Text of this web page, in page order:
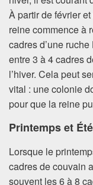
À partir de février
reine commence à
cadres d’une
entre 3 à 4 cadres
l’hiver. Cela peut
vital : une colonie
pour que la reine
Printemps et
Lorsque le
cadres de couvain
souvent les 6 à 8